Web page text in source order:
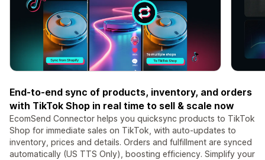
End-to-end sync of products, inventory, and orders
with TikTok Shop in real time to sell & scale now
EcomSend Connector helps you quicksync products to TikTok
Shop for immediate sales on TikTok, with auto-updates to
inventory, prices and details. Orders and fulfillment are synced
automatically (US TTS Only), boosting efficiency. Simplify your